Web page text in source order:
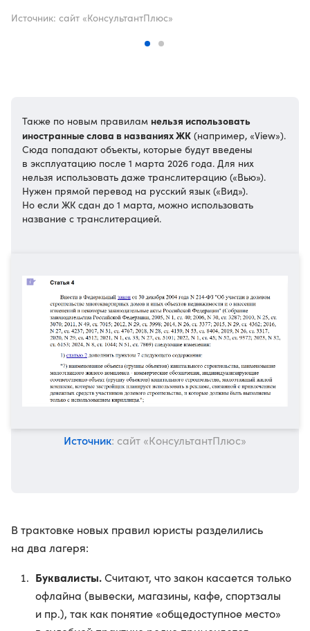
Источник: сайт «КонсультантПлюс»
Также по новым правилам нельзя использовать
иностранные слова в названиях ЖК (например, «View»).
Сюда попадают объекты, которые будут введены
в эксплуатацию после 1 марта 2026 года. Для них
нельзя использовать даже транслитерацию («Вью»).
Нужен прямой перевод на русский язык («Вид»).
Но если ЖК сдан до 1 марта, можно использовать
название с транслитерацией.
Источник: сайт «КонсультантПлюс»
В трактовке новых правил юристы разделились
на два лагеря:
Буквалисты.Считают, что закон касается только
офлайна (вывески, магазины, кафе, спортзалы
и пр.), так как понятие «общедоступное место»